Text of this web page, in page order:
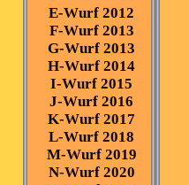
E-Wurf 2012
F-Wurf 2013
G-Wurf 2013
H-Wurf 2014
I-Wurf 2015
J-Wurf 2016
K-Wurf 2017
L-Wurf 2018
M-Wurf 2019
N-Wurf 2020